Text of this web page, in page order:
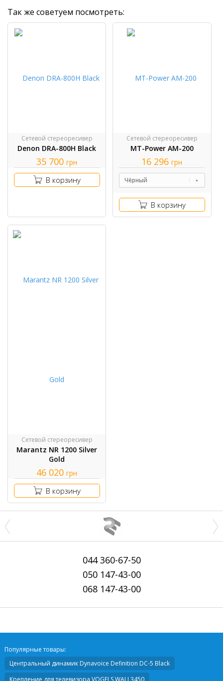
Так же советуем посмотреть:
Сетевой стереоресивер
Denon DRA-800H Black
35 700 грн
В корзину
Сетевой стереоресивер
MT-Power AM-200
16 296 грн
Чёрный
В корзину
Сетевой стереоресивер
Marantz NR 1200 Silver
Gold
46 020 грн
В корзину
044360-67-50
050147-43-00
068147-43-00
Популярные товары:
Центральный динамикDynavoice Definition DC-5 Black
Крепление для телевизора VOGELS WALL3450